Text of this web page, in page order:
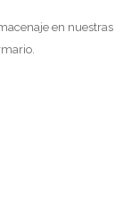
en nuestras